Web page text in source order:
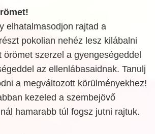
elhatalmasodjon rajtad a
pokolian nehéz lesz kilábalni
örömet szerzel a gyengeségeddel
az ellenlábasaidnak. Tanulj
a megváltozott körülményekhez!
kezeled a szembejövő
hamarabb túl fogsz jutni rajtuk.